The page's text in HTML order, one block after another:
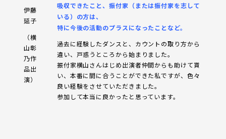
伊藤
延子
（横
山彰
乃作
品出
演）
吸収できたこと、振付家（または振付家を志して
いる）の方は、
特に今後の活動のプラスになったことなど。
過去に経験したダンスと、カウントの取り方から
違い、戸惑うところから始まりました。
振付家横山さんはじめ出演者仲間からも助けて貰
い、本番に間に合うことができた私ですが、色々
良い経験をさせていただきました。
参加して本当に良かったと思っています。